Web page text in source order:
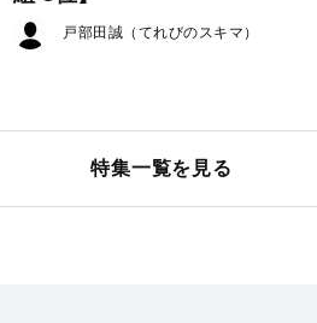
戸部田誠（てれびのスキマ）
特集一覧を見る